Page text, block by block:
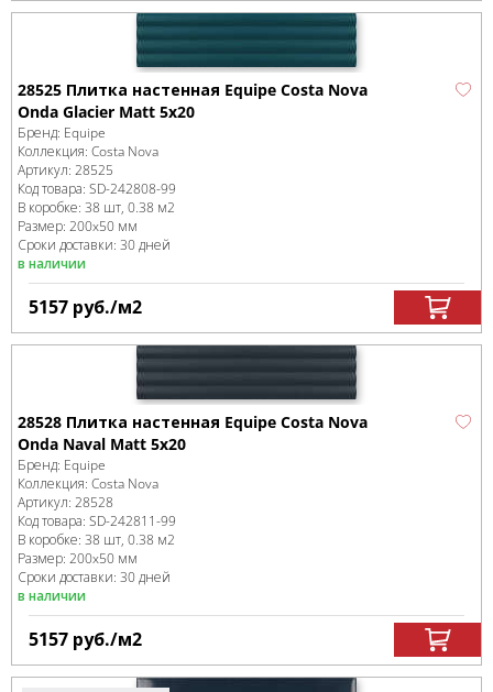
28525 Плитка настенная Equipe Costa Nova
Onda Glacier Matt 5x20
Бренд: Equipe
Коллекция: Costa Nova
Артикул: 28525
Код товара: SD-242808-99
В коробке: 38 шт, 0.38 м2
Размер: 200x50 мм
Сроки доставки: 30 дней
в наличии
5157 руб./м2
28528 Плитка настенная Equipe Costa Nova
Onda Naval Matt 5x20
Бренд: Equipe
Коллекция: Costa Nova
Артикул: 28528
Код товара: SD-242811-99
В коробке: 38 шт, 0.38 м2
Размер: 200x50 мм
Сроки доставки: 30 дней
в наличии
5157 руб./м2